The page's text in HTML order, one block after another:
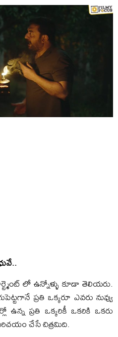
లో ఉన్నోళ్ళు కూడా తెలియరు.
ప్రతి ఒక్కరూ ఎవరు నువ్వు
ఉన్న ప్రతి ఒక్కరికీ ఒకరికి ఒకరు
పరిచయం చేసే చిత్రమిది.